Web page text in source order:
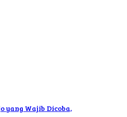
yang Wajib Dicoba,